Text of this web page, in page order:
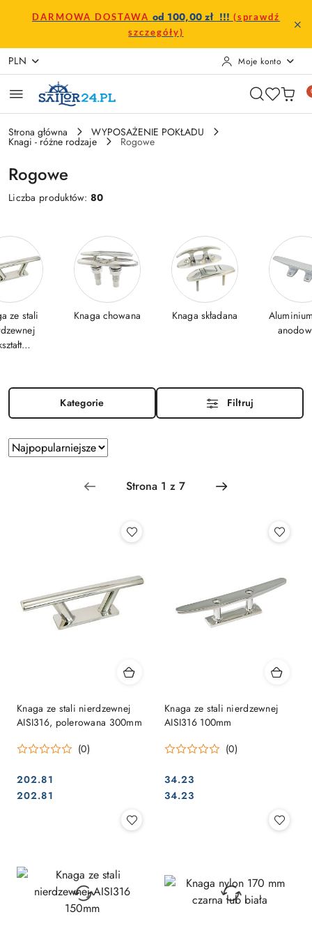
Przejdź do treści głównej
Przejdź do wyszukiwarki
Przejdź do moje konto
Przejdź do menu głównego
Przejdź do stopki
DARMOWA DOSTAWA od 100,00 zł !!! (sprawdź
szczegóły)
PLN Moje konto
Strona główna WYPOSAŻENIE POKŁADU
Knagi - różne rodzaje Rogowe
Rogowe
Liczba produktów:80
ze stali
Knaga chowana Knaga składana
Kategorie Filtruj
Zastosowano
sortowanie:
Najpopularniejsze.
Sortuj
według
Knaga ze stali nierdzewnej
AISI316, polerowana 300mm
(0)
Cena:
202.81
Cena:
202.81
Knaga ze stali nierdzewnej
AISI316 100mm
(0)
Cena:
34.23
Cena:
34.23